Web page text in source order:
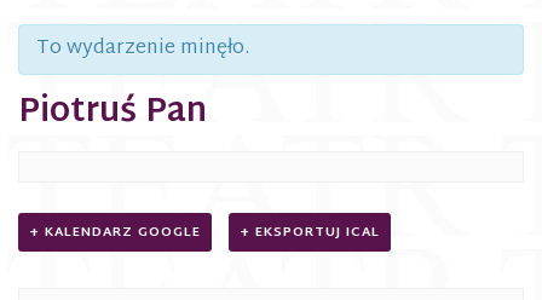
To wydarzenie minęło.
Piotruś Pan
+ KALENDARZ GOOGLE + EKSPORTUJ ICAL